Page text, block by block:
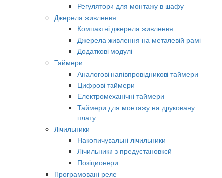
Регулятори для монтажу в шафу
Джерела живлення
Компактні джерела живлення
Джерела живлення на металевій рамі
Додаткові модулі
Таймери
Аналогові напівпровідникові таймери
Цифрові таймери
Електромеханічні таймери
Таймери для монтажу на друковану
плату
Лічильники
Накопичувальні лічильники
Лічильники з предустановкой
Позіционери
Програмовані реле